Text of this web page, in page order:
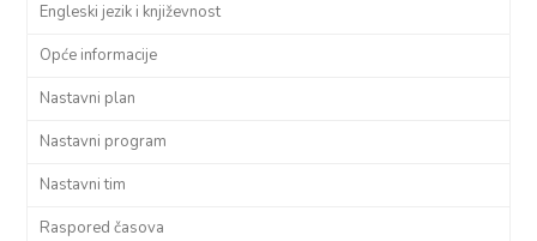
Engleski jezik i književnost
Opće informacije
Nastavni plan
Nastavni program
Nastavni tim
Raspored časova